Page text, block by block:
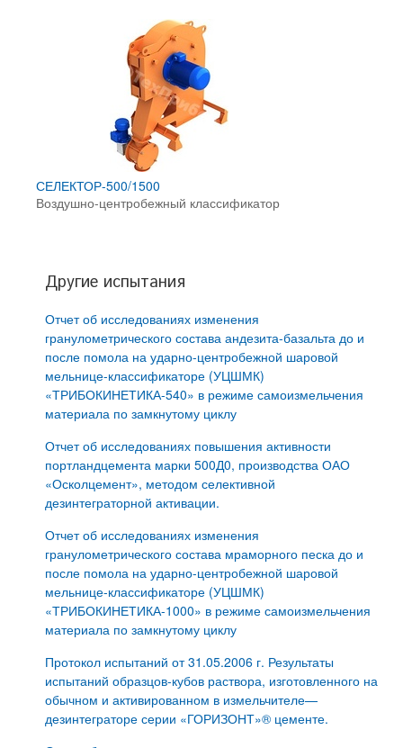
СЕЛЕКТОР-500/1500
Воздушно-центробежный классификатор
Другие испытания
Отчет об исследованиях изменения
гранулометрического состава андезита-базальта до и
после помола на ударно-центробежной шаровой
мельнице-классификаторе (УЦШМК)
«ТРИБОКИНЕТИКА-540» в режиме самоизмельчения
материала по замкнутому циклу
Отчет об исследованиях повышения активности
портландцемента марки 500Д0, производства ОАО
«Осколцемент», методом селективной
дезинтеграторной активации.
Отчет об исследованиях изменения
гранулометрического состава мраморного песка до и
после помола на ударно-центробежной шаровой
мельнице-классификаторе (УЦШМК)
«ТРИБОКИНЕТИКА-1000» в режиме самоизмельчения
материала по замкнутому циклу
Протокол испытаний от 31.05.2006 г. Результаты
испытаний образцов-кубов раствора, изготовленного на
обычном и активированном в измельчителе—
дезинтеграторе серии «ГОРИЗОНТ»® цементе.